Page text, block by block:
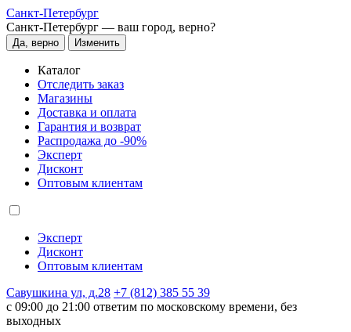
Санкт-Петербург
Санкт-Петербург — ваш город, верно?
Да, верно Изменить
Каталог
Отследить заказ
Магазины
Доставка и оплата
Гарантия и возврат
Распродажа до -90%
Эксперт
Дисконт
Оптовым клиентам
Эксперт
Дисконт
Оптовым клиентам
Савушкина ул, д.28 +7 (812) 385 55 39
c 09:00 до 21:00 ответим по московскому времени, без
выходных